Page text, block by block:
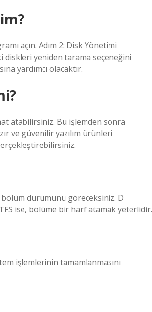
açın. Adım 2: Disk Yönetimi
diskleri yeniden tarama seçeneğini
yardımcı olacaktır.
atabilirsiniz. Bu işlemden sonra
ve güvenilir yazılım ürünleri
bölüm durumunu göreceksiniz. D
ise, bölüme bir harf atamak yeterlidir.
işlemlerinin tamamlanmasını